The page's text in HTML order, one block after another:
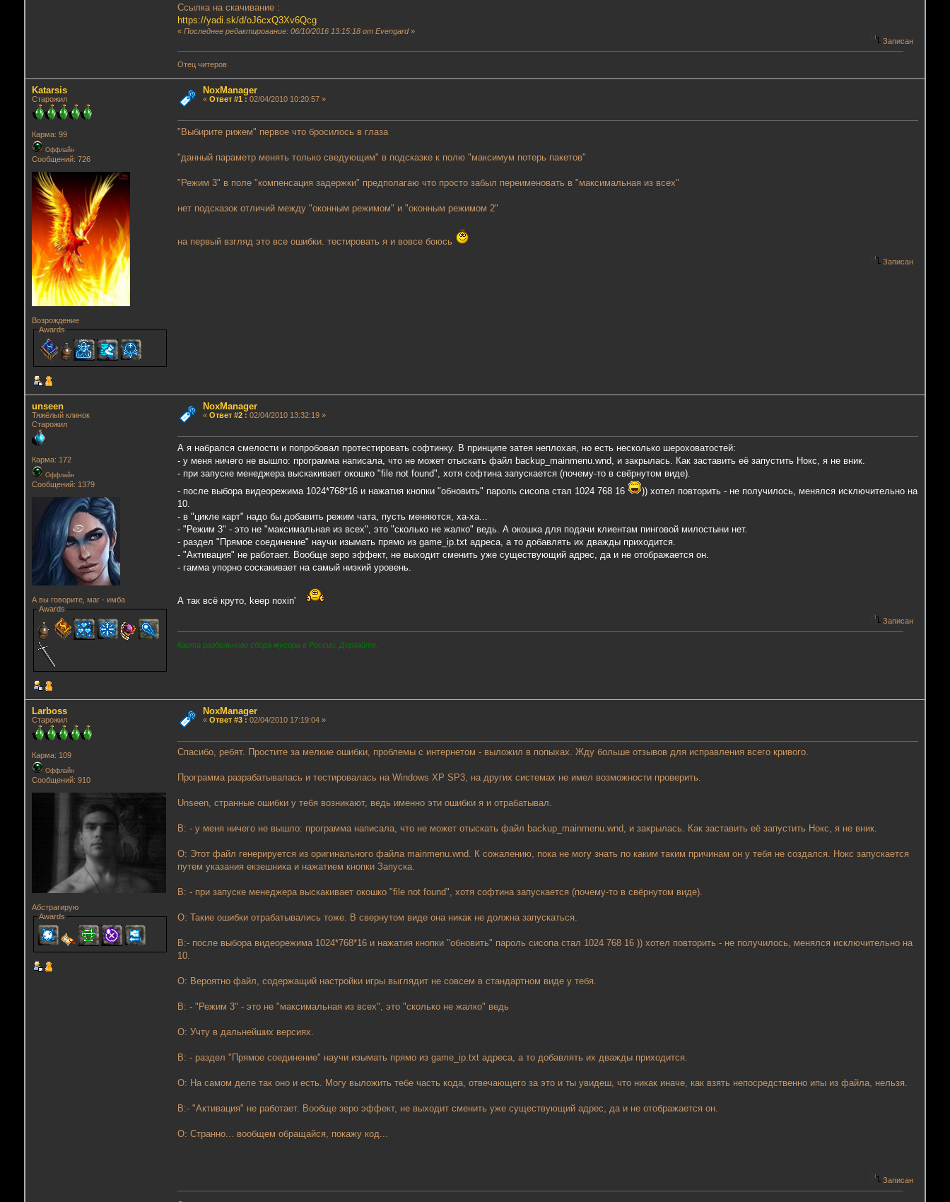
Ссылка на скачивание :
https://yadi.sk/d/oJ6cxQ3Xv6Qcg
«Последнее редактирование: 06/10/2016 13:15:18 от Evengard»
Записан
Отец читеров
Katarsis
Старожил
Карма: 99
Оффлайн
Сообщений: 726
Возрождение
Awards
NoxManager
« Ответ #1 : 02/04/2010 10:20:57 »
"Выбирите рижем" первое что бросилось в глаза
"данный параметр менять только сведующим" в подсказке к полю "максимум потерь пакетов"
"Режим 3" в поле "компенсация задержки" предполагаю что просто забыл переименовать в "максимальная из всех"
нет подсказок отличий между "оконным режимом" и "оконным режимом 2"
на первый взгляд это все ошибки. тестировать я и вовсе боюсь
Записан
unseen
Тяжёлый клинок
Старожил
Карма: 172
Оффлайн
Сообщений: 1379
А вы говорите, маг - имба
Awards
NoxManager
« Ответ #2: 02/04/2010 13:32:19 »
А я набрался смелости и попробовал протестировать софтинку. В принципе затея неплохая, но есть несколько шероховатостей:
- у меня ничего не вышло: программа написала, что не может отыскать файл backup_mainmenu.wnd, и закрылась. Как заставить её запустить Нокс, я не вник.
- при запуске менеджера выскакивает окошко "file not found", хотя софтина запускается (почему-то в свёрнутом виде).
- после выбора видеорежима 1024*768*16 и нажатия кнопки "обновить" пароль сисопа стал 1024 768 16
)) хотел повторить - не получилось, менялся исключительно на
10.
- в "цикле карт" надо бы добавить режим чата, пусть меняются, ха-ха...
- "Режим 3" - это не "максимальная из всех", это "сколько не жалко" ведь. А окошка для подачи клиентам пинговой милостыни нет.
- раздел "Прямое соединение" научи изымать прямо из game_ip.txt адреса, а то добавлять их дважды приходится.
- "Активация" не работает. Вообще зеро эффект, не выходит сменить уже существующий адрес, да и не отображается он.
- гамма упорно соскакивает на самый низкий уровень.
А так всё круто, keep noxin'
Записан
Карта раздельного сбора мусора в России. Дерзайте.
Lаrboss
Старожил
Карма: 109
Оффлайн
Сообщений: 910
Абстрагирую
Awards
NoxManager
« Ответ #3: 02/04/2010 17:19:04 »
Спасибо, ребят. Простите за мелкие ошибки, проблемы с интернетом - выложил в попыхах. Жду больше отзывов для исправления всего кривого.
Программа разрабатывалась и тестировалась на Windows XP SP3, на других системах не имел возможности проверить.
Unseen, странные ошибки у тебя возникают, ведь именно эти ошибки я и отрабатывал.
В: - у меня ничего не вышло: программа написала, что не может отыскать файл backup_mainmenu.wnd, и закрылась. Как заставить её запустить Нокс, я не вник.
О: Этот файл генерируется из оригинального файла mainmenu.wnd. К сожалению, пока не могу знать по каким таким причинам он у тебя не создался. Нокс запускается
путем указания екзешника и нажатием кнопки Запуска.
В: - при запуске менеджера выскакивает окошко "file not found", хотя софтина запускается (почему-то в свёрнутом виде).
О: Такие ошибки отрабатывались тоже. В свернутом виде она никак не должна запускаться.
В:- после выбора видеорежима 1024*768*16 и нажатия кнопки "обновить" пароль сисопа стал 1024 768 16 )) хотел повторить - не получилось, менялся исключительно на
10.
О: Вероятно файл, содержащий настройки игры выглядит не совсем в стандартном виде у тебя.
В: - "Режим 3" - это не "максимальная из всех", это "сколько не жалко" ведь
О: Учту в дальнейших версиях.
В: - раздел "Прямое соединение" научи изымать прямо из game_ip.txt адреса, а то добавлять их дважды приходится.
О: На самом деле так оно и есть. Могу выложить тебе часть кода, отвечающего за это и ты увидеш, что никак иначе, как взять непосредственно ипы из файла, нельзя.
В:- "Активация" не работает. Вообще зеро эффект, не выходит сменить уже существующий адрес, да и не отображается он.
О: Странно... вообщем обращайся, покажу код...
Записан